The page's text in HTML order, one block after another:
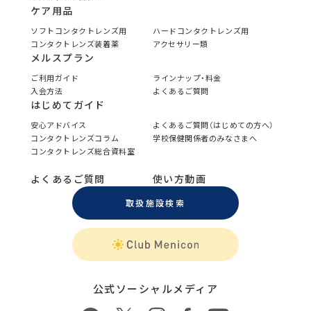
ケア用品
ソフトコンタクトレンズ用
ハードコンタクトレンズ用
コンタクトレンズ装着薬
アクセサリー類
メルスプラン
ご利用ガイド
ラインナップ・料金
入会方法
よくあるご質問
はじめてガイド
安心アドバイス
よくあるご質問（はじめての方へ）
コンタクトレンズコラム
学校保健関係者のみなさまへ
コンタクトレンズ総合資料室
よくあるご質問 使い方動画
取扱施設検索
公式ソーシャルメディア